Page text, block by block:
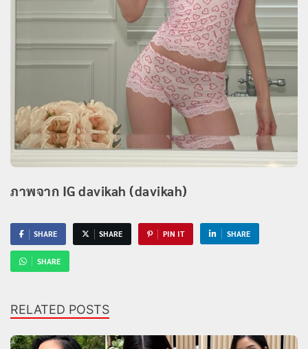
ภาพจาก IG davikah (davikah)
SHARE SHARE PIN IT SHARE
SHARE
RELATED POSTS